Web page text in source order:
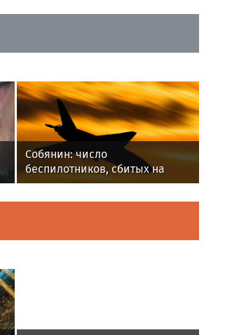
Собянин: число
беспилотников, сбитых на
подлете к Москве, достигло 11